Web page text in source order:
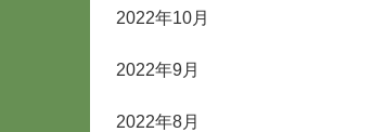
2022年10月
2022年9月
2022年8月